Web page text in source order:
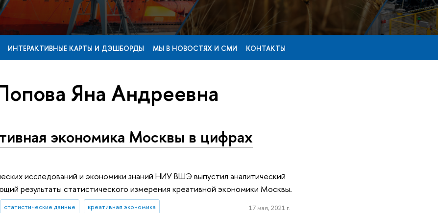
ИНТЕРАКТИВНЫЕ КАРТЫ И ДЭШБОРДЫ МЫ В НОВОСТЯХ И СМИ КОНТАКТЫ
Яна Андреевна
экономика Москвы в цифрах
исследований и экономики знаний НИУ ВШЭ выпустил аналитический
результаты статистического измерения креативной экономики Москвы.
статистические данные креативная экономика 17 мая, 2021 г.